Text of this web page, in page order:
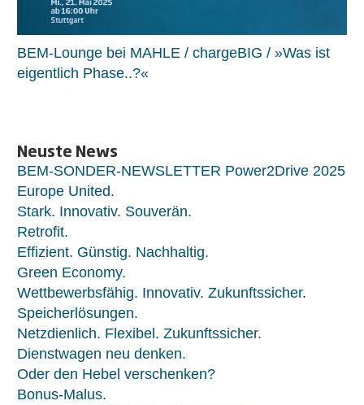
BEM-Lounge bei MAHLE / chargeBIG / »Was ist
eigentlich Phase..?«
Neuste News
BEM-SONDER-NEWSLETTER Power2Drive 2025
Europe United.
Stark. Innovativ. Souverän.
Retrofit.
Effizient. Günstig. Nachhaltig.
Green Economy.
Wettbewerbsfähig. Innovativ. Zukunftssicher.
Speicherlösungen.
Netzdienlich. Flexibel. Zukunftssicher.
Dienstwagen neu denken.
Oder den Hebel verschenken?
Bonus-Malus.